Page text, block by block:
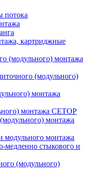
потока
картриджные
(модульного) монтажa
(модульного)
монтажа
монтажа CETOP
монтажа
модульного монтажа
медленно стыкового и
(модульного)